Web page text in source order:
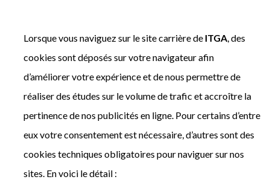
Lorsque vous naviguez sur le site carrière de ITGA, des
cookies sont déposés sur votre navigateur afin
d’améliorer votre expérience et de nous permettre de
réaliser des études sur le volume de trafic et accroître la
pertinence de nos publicités en ligne. Pour certains d’entre
eux votre consentement est nécessaire, d’autres sont des
cookies techniques obligatoires pour naviguer sur nos
sites. En voici le détail :